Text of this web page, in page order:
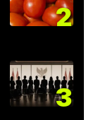
2
3